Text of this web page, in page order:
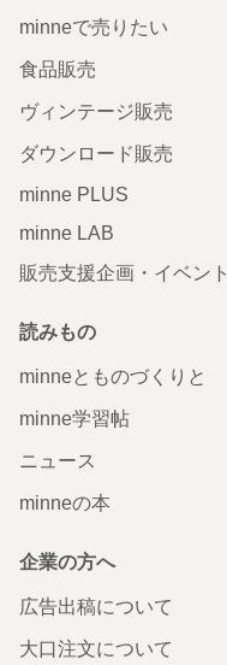
minneで売りたい
食品販売
ヴィンテージ販売
ダウンロード販売
minne PLUS
minne LAB
販売支援企画・イベント
読みもの
minneとものづくりと
minne学習帖
ニュース
minneの本
企業の方へ
広告出稿について
大口注文について